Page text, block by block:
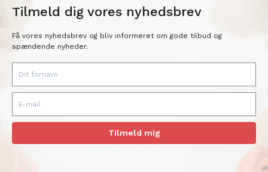
Tilmeld dig vores nyhedsbrev
Få vores nyhedsbrev og bliv informeret om gode tilbud og
spændende nyheder.
Tilmeld mig